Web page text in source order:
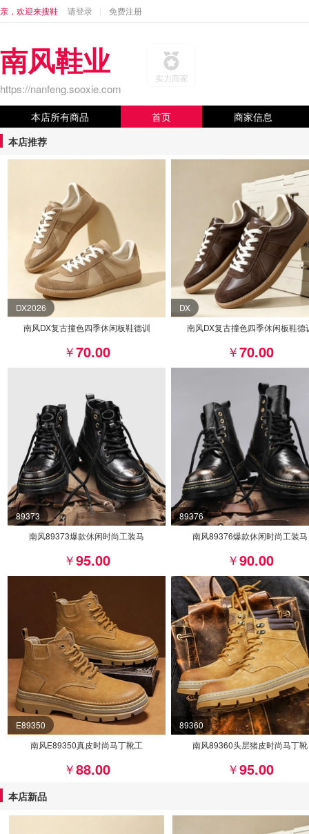
亲，欢迎来搜鞋 请登录 免费注册
南风鞋业
https://nanfeng.sooxie.com
实力商家
本店所有商品 首页
商家信息
本店推荐
DX2026
南风DX复古撞色四季休闲板鞋德训
70.00
DX
南风DX复古撞色四季休闲板鞋德
70.00
89373
南风89373爆款休闲时尚工装马
95.00
89376
南风89376爆款休闲时尚工装马
90.00
E89350
南风E89350真皮时尚马丁靴工
88.00
89360
南风89360头层猪皮时尚马丁靴
95.00
本店新品